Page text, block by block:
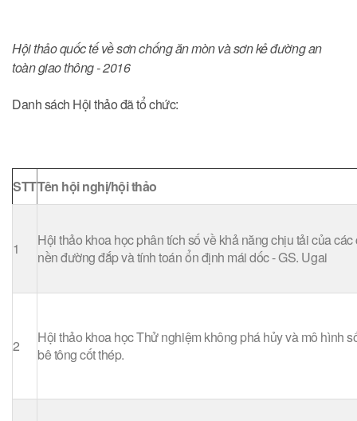
Hội thảo quốc tế về sơn chống ăn mòn và sơn kẻ đường an
toàn giao thông - 2016
Danh sách Hội thảo đã tổ chức:
STTTên hội nghị/hội thảo
1
Hội thảo khoa học phân tích số về khả năng chịu tải của các
nền đường đắp và tính toán ổn định mái dốc - GS. Ugai
2
Hội thảo khoa học Thử nghiệm không phá hủy và mô hình
bê tông cốt thép.